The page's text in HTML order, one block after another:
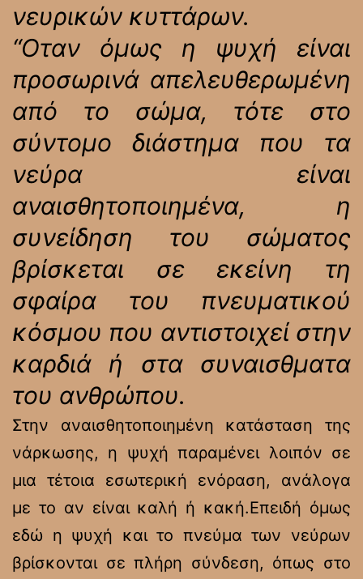
νευρικών κυττάρων.
“Οταν όμως η ψυχή είναι
προσωρινά απελευθερωμένη
από το σώμα, τότε στο
σύντομο διάστημα που τα
νεύρα είναι
αναισθητοποιημένα, η
συνείδηση του σώματος
βρίσκεται σε εκείνη τη
σφαίρα του πνευματικού
κόσμου που αντιστοιχεί στην
καρδιά ή στα συναισθματα
του ανθρώπου.
Στην αναισθητοποιημένη κατάσταση της
νάρκωσης, η ψυχή παραμένει λοιπόν σε
μια τέτοια εσωτερική ενόραση, ανάλογα
με το αν είναι καλή ή κακή.Επειδή όμως
εδώ η ψυχή και το πνεύμα των νεύρων
βρίσκονται σε πλήρη σύνδεση, όπως στο